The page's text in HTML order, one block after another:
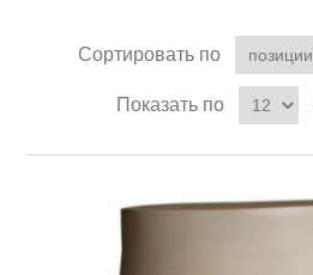
Сортировать по
Показать по